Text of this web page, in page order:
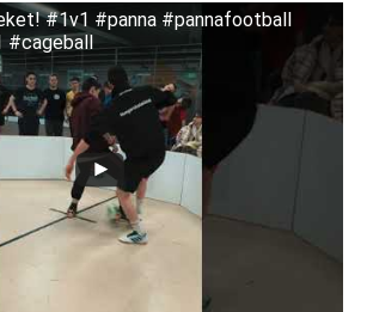
#1v1 #panna #pannafootball
#cageball